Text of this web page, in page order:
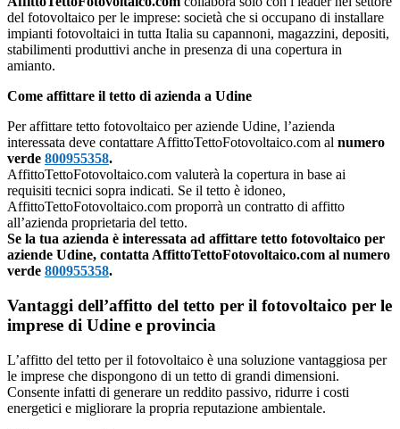
del fotovoltaico per le imprese: società che si occupano di installare
impianti fotovoltaici in tutta Italia su capannoni, magazzini, depositi,
stabilimenti produttivi anche in presenza di una copertura in
amianto.
Come affittare il tetto di azienda a Udine
Per affittare tetto fotovoltaico per aziende Udine, l’azienda
interessata deve contattare AffittoTettoFotovoltaico.com al numero
verde 800955358.
AffittoTettoFotovoltaico.com valuterà la copertura in base ai
requisiti tecnici sopra indicati. Se il tetto è idoneo,
AffittoTettoFotovoltaico.com proporrà un contratto di affitto
all’azienda proprietaria del tetto.
Se la tua azienda è interessata ad affittare tetto fotovoltaico per
aziende Udine, contatta AffittoTettoFotovoltaico.com al numero
verde 800955358.
Vantaggi dell’affitto del tetto per il fotovoltaico per le
imprese di Udine e provincia
L’affitto del tetto per il fotovoltaico è una soluzione vantaggiosa per
le imprese che dispongono di un tetto di grandi dimensioni.
Consente infatti di generare un reddito passivo, ridurre i costi
energetici e migliorare la propria reputazione ambientale.